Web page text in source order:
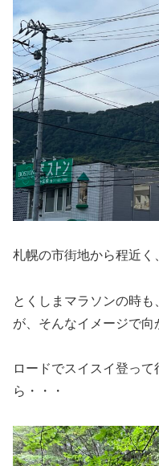
札幌の市街地から程近く
とくしまマラソンの時
が、そんなイメージで向
ロードでスイスイ登っ
ら・・・